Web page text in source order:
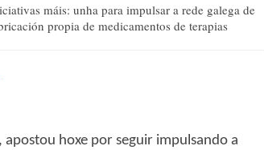
máis: unha para impulsar a rede galega de
propia de medicamentos de terapias
hoxe por seguir impulsando a